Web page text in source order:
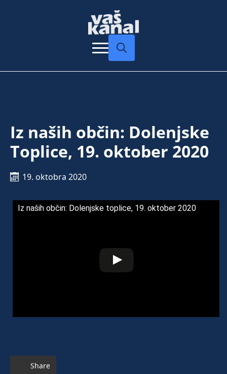
Iz naših občin: Dolenjske
Toplice, 19. oktober 2020
19. oktobra 2020
Iz naših občin: Dolenjske toplice, 19. oktober 2020
Share